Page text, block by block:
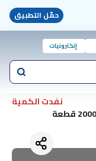
حمّل التطبيق
إلكترونيات
نفدت الكمية